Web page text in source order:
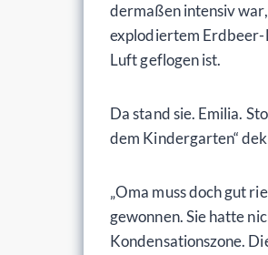
dermaßen intensiv
explodiertem
Luft geflogen ist.
Da stand sie. Emilia.
dem Kindergarten“
„Oma muss doch gut
gewonnen. Sie hatte
Kondensationszone.